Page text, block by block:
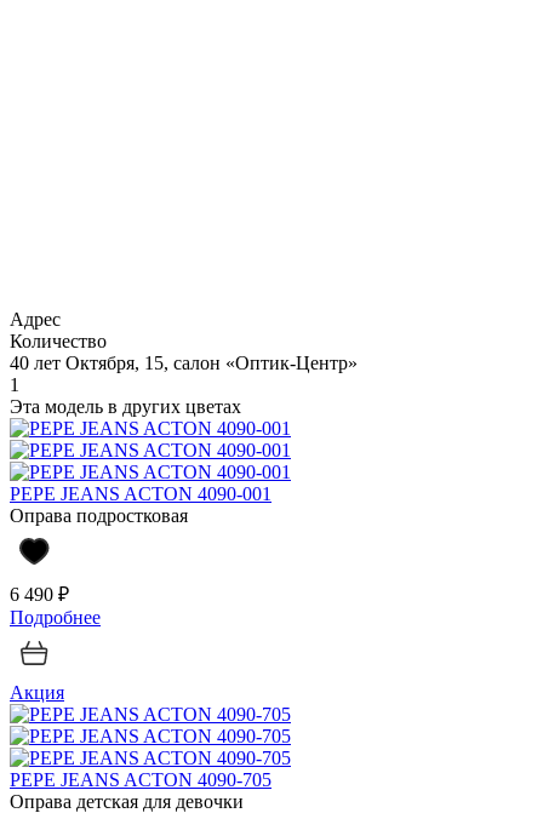
Адрес
Количество
40 лет Октября, 15, салон «Оптик-Центр»
1
Эта модель в других цветах
PEPE JEANS ACTON 4090-001
Оправа подростковая
6 490 ₽
Подробнее
Акция
PEPE JEANS ACTON 4090-705
Оправа детская для девочки